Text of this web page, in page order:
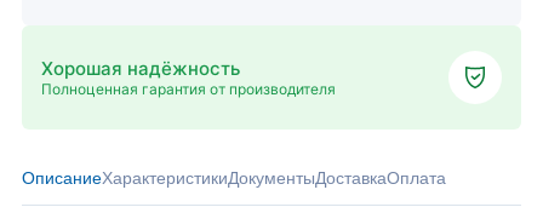
Хорошая надёжность
Полноценная гарантия от производителя
ОписаниеХарактеристикиДокументыДоставкаОплата